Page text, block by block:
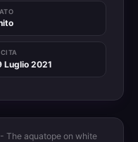
Luglio 2021
The aquatope on white